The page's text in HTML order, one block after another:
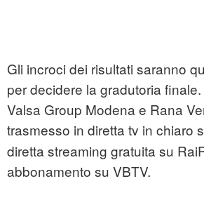
Gli incroci dei risultati saranno
per decidere la gradutoria
Valsa Group Modena e Rana
trasmesso in diretta tv in chiaro
diretta streaming gratuita su
abbonamento su VBTV.